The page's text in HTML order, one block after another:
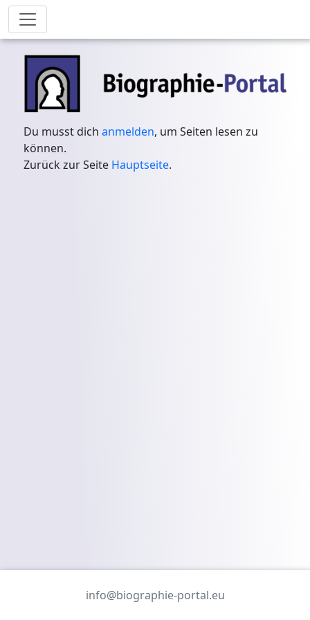
Du musst dichanmelden, um Seiten lesen zu
können.
Zurück zur Seite Hauptseite.
info@biographie-portal.eu